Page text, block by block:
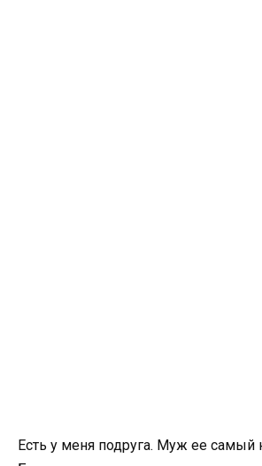
Есть у меня подруга. Муж ее самый